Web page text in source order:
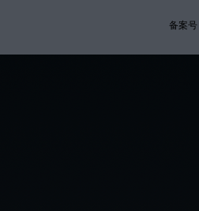
备案号